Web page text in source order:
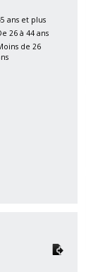
ans et plus
26 à 44 ans
de 26